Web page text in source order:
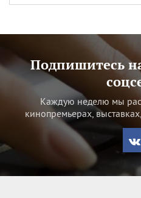
Подпишитесь
Каждую неделю мы
кинопремьерах,